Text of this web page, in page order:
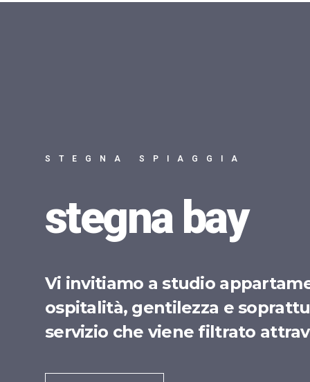
STEGNA SPIAGGIA
stegna bay
Vi invitiamo a studio
ospitalità, gentilezza e
servizio che viene filtrato